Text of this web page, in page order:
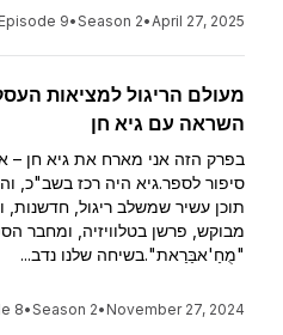
April 27, 2025
•
Season 2
•
Episode 9
מעולם הריגול למציאות
השראה עם גיא חן
בפרק הזה אני מארח את גיא חן –
סיפור לספר.גיא היה רכז בשב"כ,
תוכן עשיר שמשלב ריגול, חדשנות,
מבוקש, פרשן בטלוויזיה, ומחבר
"מֻחַ'אבַּרַאת".בשיחה שלנו נדב...
November 27, 2024
•
Season 2
•
8